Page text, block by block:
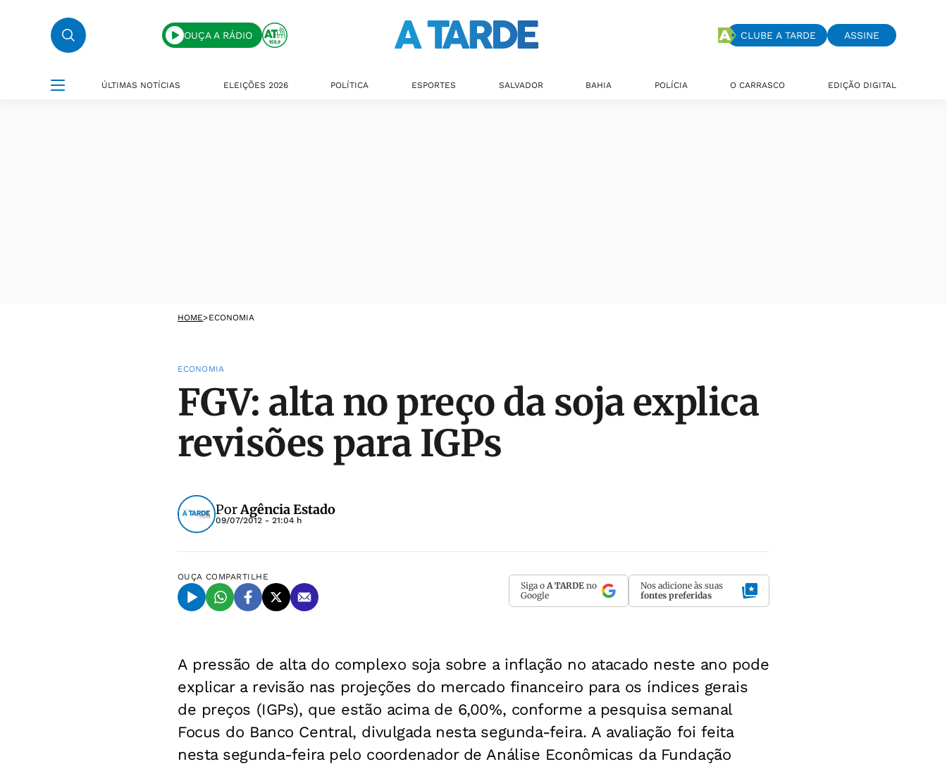
OUÇA A RÁDIO CLUBE A TARDE ASSINE
ÚLTIMAS NOTÍCIAS ELEIÇÕES 2026 POLÍTICA ESPORTES SALVADOR BAHIA POLÍCIA O CARRASCO EDIÇÃO DIGITAL
HOME>ECONOMIA
ECONOMIA
FGV: alta no preço da soja explica
revisões para IGPs
PorAgência Estado
09/07/2012 - 21:04 h
OUÇA COMPARTILHE
Siga o A TARDE no
Google
Nos adicione às suas
fontes preferidas
A pressão de alta do complexo soja sobre a inflação no atacado neste ano pode
explicar a revisão nas projeções do mercado financeiro para os índices gerais
de preços (IGPs), que estão acima de 6,00%, conforme a pesquisa semanal
Focus do Banco Central, divulgada nesta segunda-feira. A avaliação foi feita
nesta segunda-feira pelo coordenador de Análise Econômicas da Fundação